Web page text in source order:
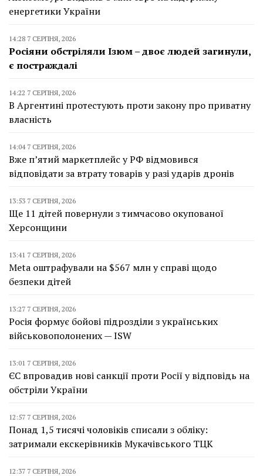
енергетики України
14:28 7 СЕРПНЯ, 2026
Росіяни обстріляли Ізюм – двоє людей загинули,
є постраждалі
14:22 7 СЕРПНЯ, 2026
В Аргентині протестують проти закону про приватну
власність
14:04 7 СЕРПНЯ, 2026
Вже п’ятий маркетплейс у РФ відмовився
відповідати за втрату товарів у разі ударів дронів
13:53 7 СЕРПНЯ, 2026
Ще 11 дітей повернули з тимчасово окупованої
Херсонщини
13:41 7 СЕРПНЯ, 2026
Meta оштрафували на $567 млн у справі щодо
безпеки дітей
13:27 7 СЕРПНЯ, 2026
Росія формує бойові підрозділи з українських
військовополонених — ISW
13:01 7 СЕРПНЯ, 2026
ЄС впровадив нові санкції проти Росії у відповідь на
обстріли України
12:57 7 СЕРПНЯ, 2026
Понад 1,5 тисячі чоловіків списали з обліку:
затримали екскерівників Мукачівського ТЦК
12:37 7 СЕРПНЯ, 2026